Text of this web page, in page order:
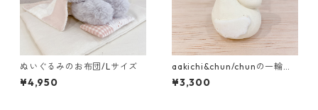
ぬいぐるみのお布団/Lサイズ
¥4,950
aakichi&chun/chunの一輪挿
し ｸｯｷｰ
¥3,300